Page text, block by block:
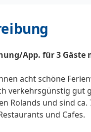
App. für 3 Gäste
acht schöne
verkehrsgünstig gut
Rolands und sind
und Cafes.